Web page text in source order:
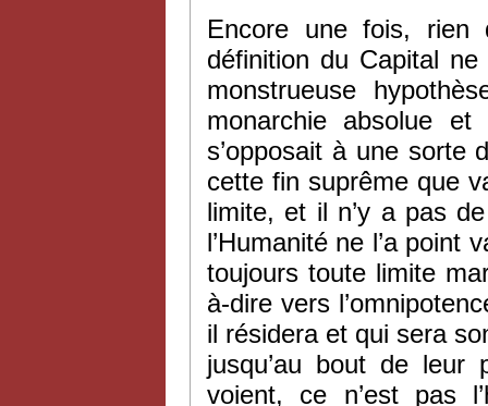
Encore une fois, rien
définition du Capital
monstrueuse
monarchie absolue
s’opposait à une sorte
cette fin suprême que
limite, et il n’y a pas
l’Humanité ne l’a point
toujours toute limite
à-dire vers
il résidera et qui sera
jusqu’au bout de leur
voient, ce n’est pas